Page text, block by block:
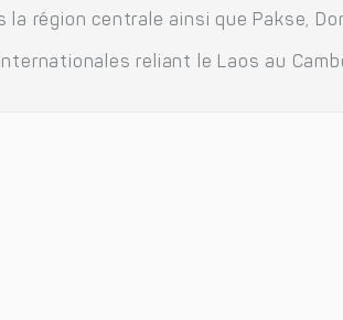
région centrale ainsi que Pakse,
reliant le Laos au